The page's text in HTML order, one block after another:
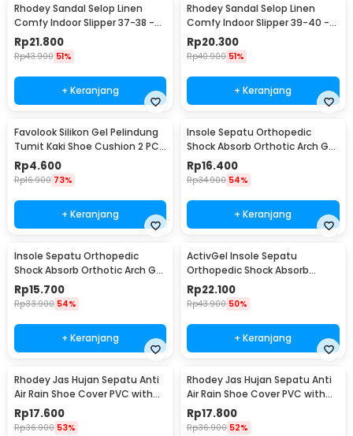
Rhodey Sandal Selop Linen
Comfy Indoor Slipper 37-38 -
YT22
Rp21.800
Rp43.900 51%
+ Keranjang
Rhodey Sandal Selop Linen
Comfy Indoor Slipper 39-40 -
YT22
Rp20.300
Rp40.900 51%
+ Keranjang
Favolook Silikon Gel Pelindung
Tumit Kaki Shoe Cushion 2 PCS
- Z166
Rp4.600
Rp16.900 73%
+ Keranjang
Insole Sepatu Orthopedic
Shock Absorb Orthotic Arch Gel
Foam S - ZYD17
Rp16.400
Rp34.900 54%
+ Keranjang
Insole Sepatu Orthopedic
Shock Absorb Orthotic Arch Gel
Foam L - ZYD17
Rp15.700
Rp33.900 54%
+ Keranjang
ActivGel Insole Sepatu
Orthopedic Shock Absorb
Silicone Gel S
Rp22.100
Rp43.900 50%
+ Keranjang
Rhodey Jas Hujan Sepatu Anti
Air Rain Shoe Cover PVC with
Zipper M - F-300
Rp17.600
Rp36.900 53%
Rhodey Jas Hujan Sepatu Anti
Air Rain Shoe Cover PVC with
Zipper L - F-300
Rp17.800
Rp36.900 52%